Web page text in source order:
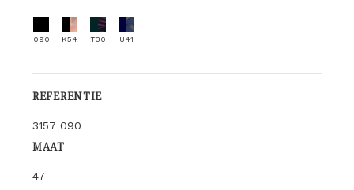
090 K54 T30 U41
REFERENTIE
3157 090
MAAT
47